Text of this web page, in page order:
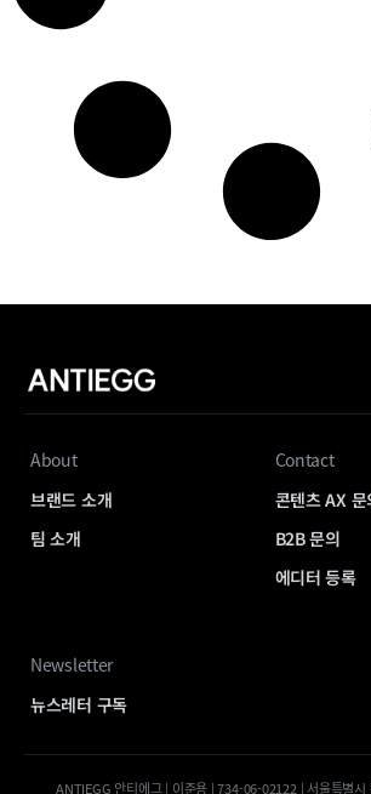
About
브랜드 소개
팀 소개
Contact
콘텐츠 AX 문
B2B 문의
에디터 등록
Newsletter
뉴스레터 구독
ANTIEGG 안티에그 | 이준용 | 734-06-02122 | 서울특별